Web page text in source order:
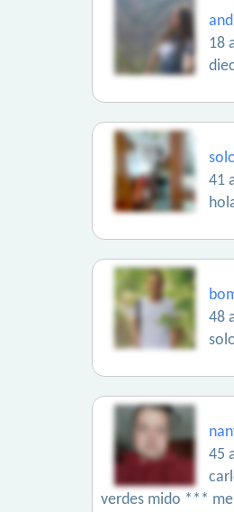
18
41
48
45
verdes mido *** me